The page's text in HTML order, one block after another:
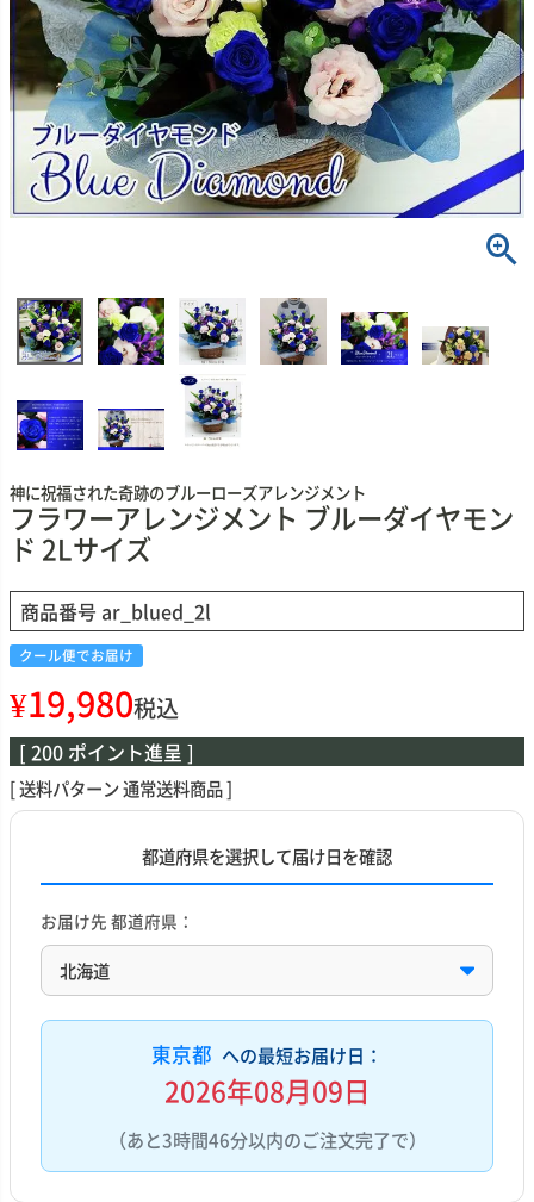
神に祝福された奇跡のブルーローズアレンジメント
フラワーアレンジメント ブルーダイヤモン
ド 2Lサイズ
商品番号 ar_blued_2l
クール便でお届け
¥19,980税込
[ 200 ポイント進呈 ]
送料パターン通常送料商品
都道府県を選択して届け日を確認
お届け先 都道府県：
東京都 への最短お届け日：
2026年08月09日
（あと3時間46分以内のご注文完了で）